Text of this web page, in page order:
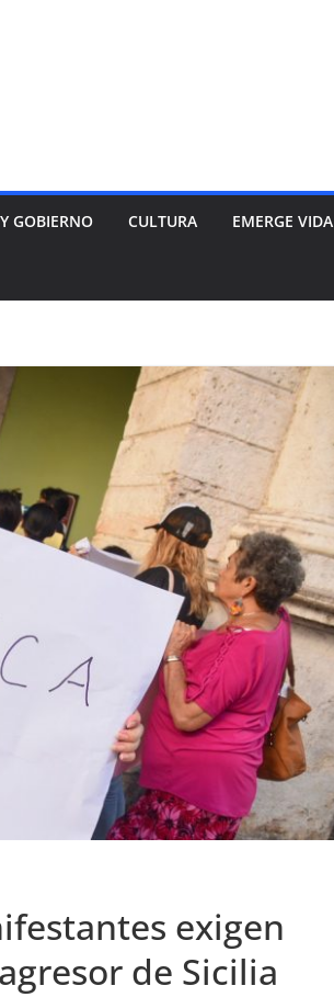
GOBIERNO CULTURA EMERGE VIDA
exigen
de Sicilia